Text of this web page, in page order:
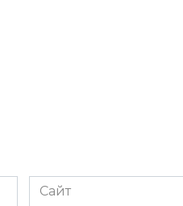
Сайт